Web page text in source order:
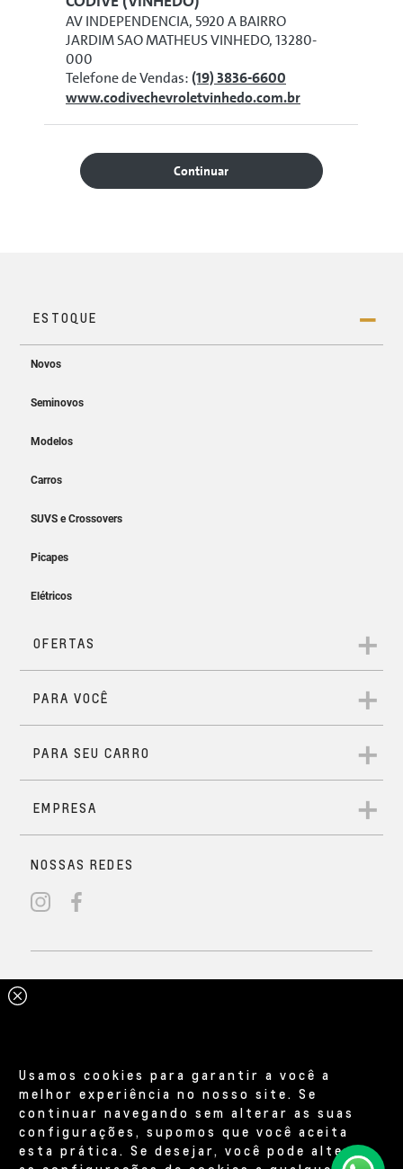
Usamos cookies para garantir a você a
melhor experiência no nosso site. Se
continuar navegando sem alterar as suas
configurações, supomos que você aceita
esta prática. Se desejar, você pode alterar